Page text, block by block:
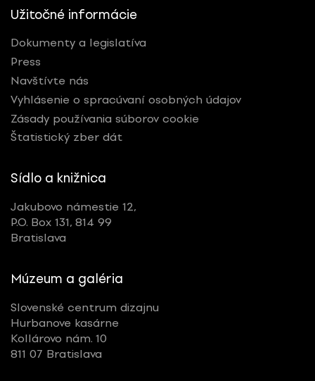
Užitočné informácie
Dokumenty a legislatíva
Press
Navštívte nás
Vyhlásenie o spracúvaní osobných údajov
Zásady používania súborov cookie
Štatistický zber dát
Sídlo a knižnica
Jakubovo námestie 12,
P.O. Box 131, 814 99
Bratislava
Múzeum a galéria
Slovenské centrum dizajnu
Hurbanove kasárne
Kollárovo nám. 10
811 07 Bratislava